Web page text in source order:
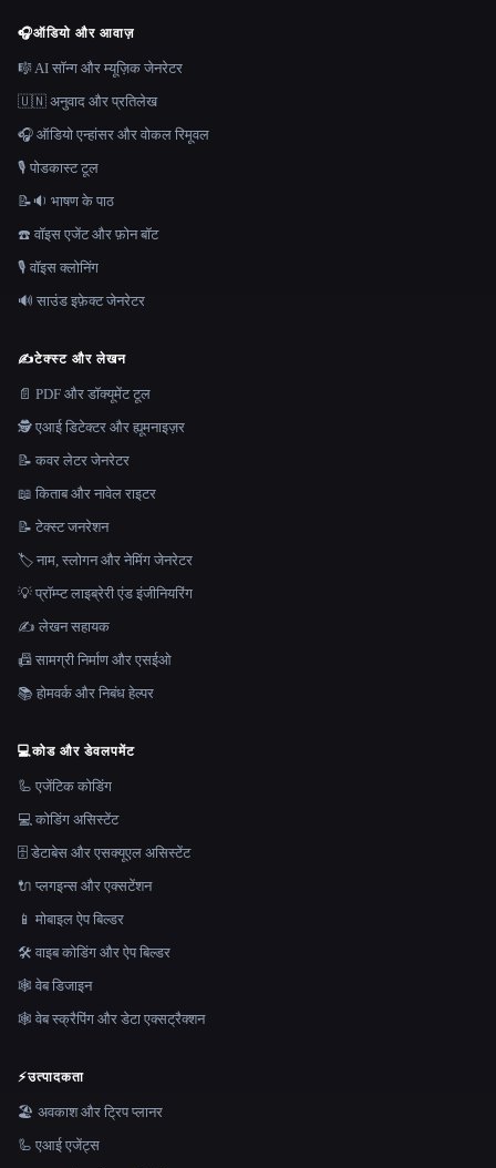
🎧ऑडियो और आवाज़
🎼 AI सॉन्ग और म्यूज़िक जेनरेटर
🇺🇳 अनुवाद और प्रतिलेख
🎧 ऑडियो एन्हांसर और वोकल रिमूवल
🎙️ पोडकास्ट टूल
📝🔉 भाषण के पाठ
☎️ वॉइस एजेंट और फ़ोन बॉट
🎙️ वॉइस क्लोनिंग
🔊 साउंड इफ़ेक्ट जेनरेटर
✍️टेक्स्ट और लेखन
📄 PDF और डॉक्यूमेंट टूल
🕵️ एआई डिटेक्टर और ह्यूमनाइज़र
📝 कवर लेटर जेनरेटर
📖 किताब और नावेल राइटर
📝 टेक्स्ट जनरेशन
🏷️ नाम, स्लोगन और नेमिंग जेनरेटर
💡 प्रॉम्प्ट लाइब्रेरी एंड इंजीनियरिंग
✍️ लेखन सहायक
📠 सामग्री निर्माण और एसईओ
📚 होमवर्क और निबंध हेल्पर
💻कोड और डेवलपमेंट
🦾 एजेंटिक कोडिंग
💻 कोडिंग असिस्टेंट
🗄️ डेटाबेस और एसक्यूएल असिस्टेंट
🔌 प्लगइन्स और एक्सटेंशन
📱 मोबाइल ऐप बिल्डर
🛠️ वाइब कोडिंग और ऐप बिल्डर
🕸 वेब डिजाइन
🕸️ वेब स्क्रैपिंग और डेटा एक्सट्रैक्शन
⚡उत्पादकता
🏖 अवकाश और ट्रिप प्लानर
🦾 एआई एजेंट्स